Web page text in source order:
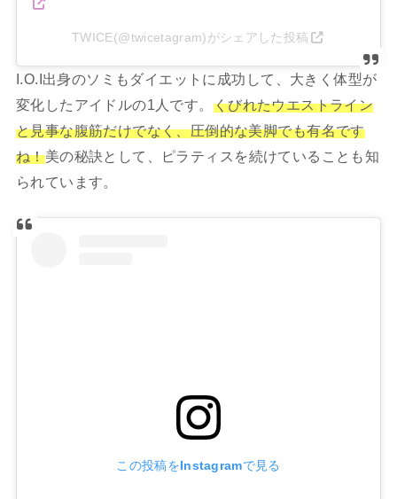
TWICE(@twicetagram)がシェアした投稿
I.O.I出身のソミもダイエットに成功して、大きく体型が
変化したアイドルの1人です。 くびれたウエストライン
と見事な腹筋だけでなく、圧倒的な美脚でも有名です
ね！美の秘訣として、ピラティスを続けていることも知
られています。
この投稿をInstagramで見る